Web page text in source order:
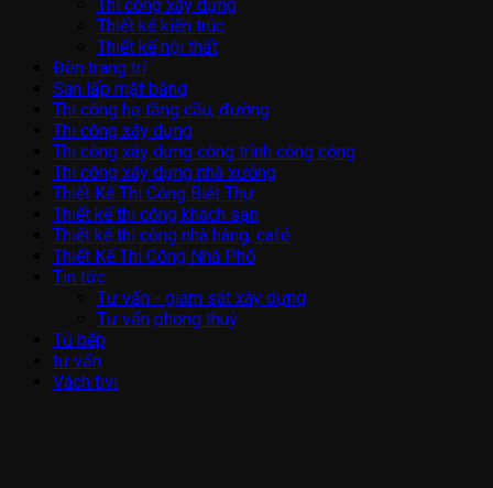
Thi công xây dựng
Thiết kế kiến trúc
Thiết kế nội thất
Đèn trang trí
San lấp mặt bằng
Thi công hạ tầng cầu, đường
Thi công xây dựng
Thi công xây dựng công trình công cộng
Thi công xây dựng nhà xưởng
Thiết Kế Thi Công Biệt Thự
Thiết kế thi công khách sạn
Thiết kế thi công nhà hàng, café
Thiết Kế Thi Công Nhà Phố
Tin tức
Tư vấn - giám sát xây dựng
Tư vấn phong thuỷ
Tủ bếp
tư vấn
Vách tivi